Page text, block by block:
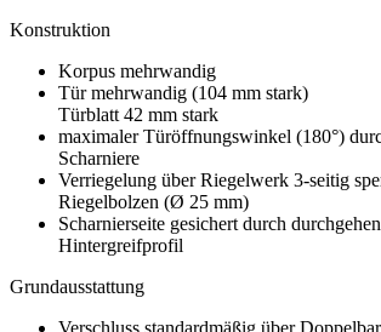
Konstruktion
Korpus mehrwandig
Tür mehrwandig (104 mm stark)
Türblatt 42 mm stark
maximaler Türöffnungswinkel (180°)
Scharniere
Verriegelung über Riegelwerk 3-seitig
Riegelbolzen (Ø 25 mm)
Scharnierseite gesichert durch
Hintergreifprofil
Grundausstattung
Verschluss standardmäßig über